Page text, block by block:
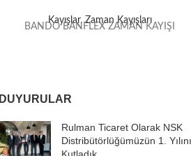
Kayışlar,Zaman Kayışları
BANDO BANFLEX ZAMAN KAYIŞI
DUYURULAR
Rulman Ticaret Olarak NSK
Distribütörlüğümüzün 1. Yılını